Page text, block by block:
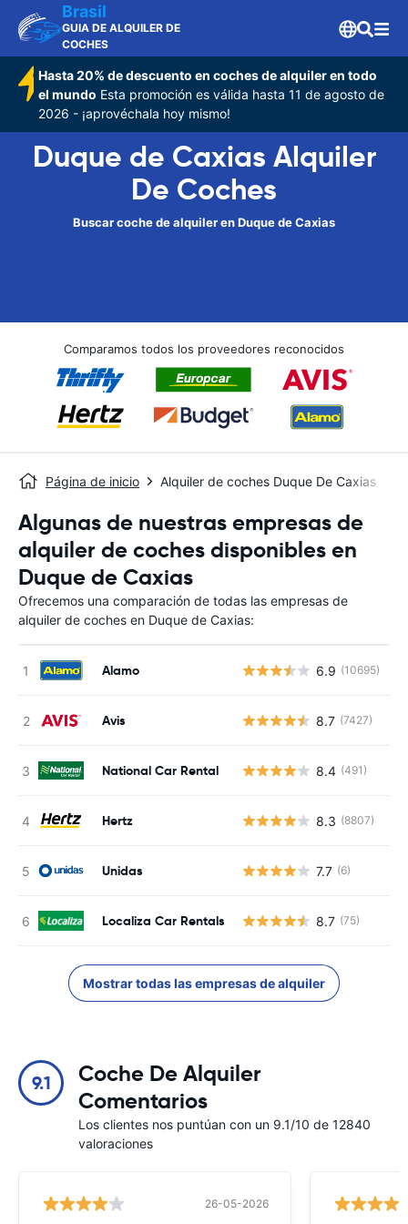
Brasil
GUIA DE ALQUILER DE
COCHES
Hasta 20% de descuento en coches de alquiler en todo
el mundo Esta promoción es válida hasta 11 de agosto de
2026 - ¡aprovéchala hoy mismo!
Duque de Caxias Alquiler
De Coches
Buscar coche de alquiler en Duque de Caxias
Comparamos todos los proveedores reconocidos
Página de inicio Alquiler de coches Duque De Caxias
Algunas de nuestras empresas de
alquiler de coches disponibles en
Duque de Caxias
Ofrecemos una comparación de todas las empresas de
alquiler de coches en Duque de Caxias:
Alamo 6.9 (10695)
Avis 8.7 (7427)
National Car Rental 8.4 (491)
Hertz 8.3 (8807)
Unidas 7.7 (6)
Localiza Car Rentals 8.7 (75)
Mostrar todas las empresas de alquiler
9.1
Coche De Alquiler
Comentarios
Los clientes nos puntúan con un 9.1/10 de 12840
valoraciones
26-05-2026